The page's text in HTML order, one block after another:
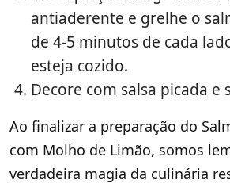
antiaderente e grelhe o
de 4-5 minutos de cada
esteja cozido.
Decore com salsa picada e
Ao finalizar a preparação do
com Molho de Limão, somos
verdadeira magia da culinária